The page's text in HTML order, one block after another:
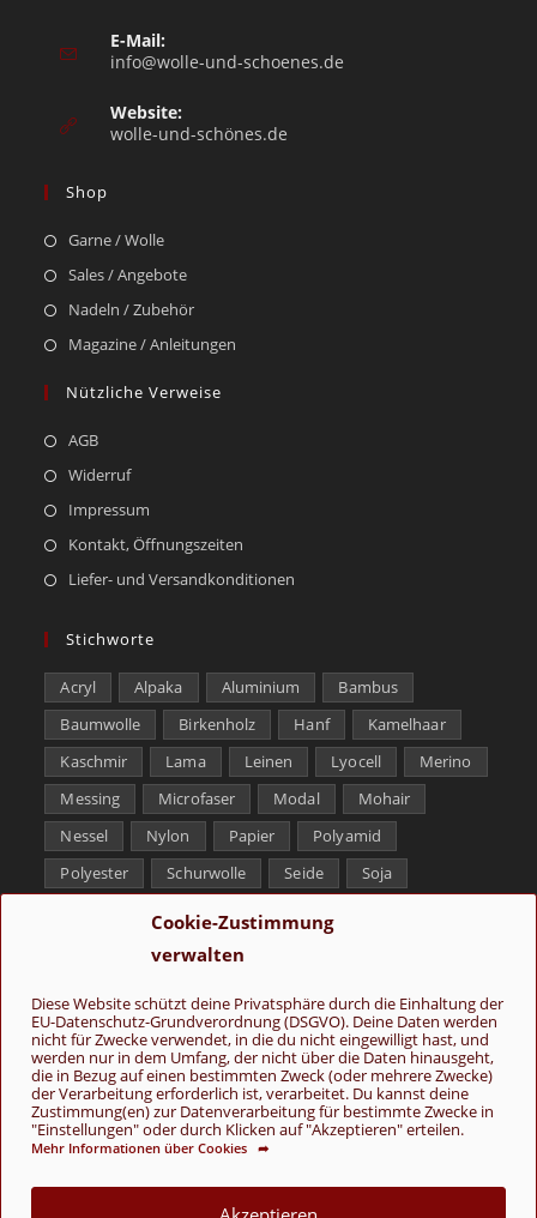
Cookie-Zustimmung
verwalten
Diese Website schützt deine Privatsphäre durch die Einhaltung der
EU-Datenschutz-Grundverordnung (DSGVO). Deine Daten werden
nicht für Zwecke verwendet, in die du nicht eingewilligt hast, und
werden nur in dem Umfang, der nicht über die Daten hinausgeht,
die in Bezug auf einen bestimmten Zweck (oder mehrere Zwecke)
der Verarbeitung erforderlich ist, verarbeitet. Du kannst deine
Zustimmung(en) zur Datenverarbeitung für bestimmte Zwecke in
"Einstellungen" oder durch Klicken auf "Akzeptieren" erteilen.
Mehr Informationen über Cookies ➦
E-Mail:
info@wolle-und-schoenes.de
Website:
wolle-und-schönes.de
Shop
Garne / Wolle
Sales / Angebote
Nadeln / Zubehör
Magazine / Anleitungen
Nützliche Verweise
AGB
Widerruf
Impressum
Kontakt, Öffnungszeiten
Liefer- und Versandkonditionen
Stichworte
Acryl Alpaka Aluminium
Bambus
Baumwolle
Birkenholz Hanf
Kamelhaar
Kaschmir
Lama Leinen Lyocell
Merino
Messing
Microfaser Modal
Mohair
Nessel
Nylon Papier
Polyamid
Polyester
Schurwolle Seide
Soja
Tencel
Yak
Folge uns